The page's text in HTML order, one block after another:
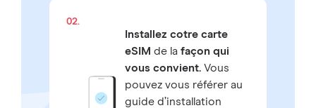
02.
Installez cotre carte
eSIM de la façon qui
vous convient.Vous
pouvez vous référer au
guide d’installation